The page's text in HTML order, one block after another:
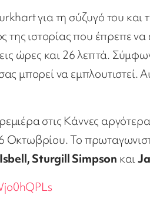
για τη σύζυγό του και
της ιστορίας που έπρεπε
ώρες και 26 λεπτά.
να εμπλουτιστεί.
στις Κάννες
Το
Sturgill Simpson και